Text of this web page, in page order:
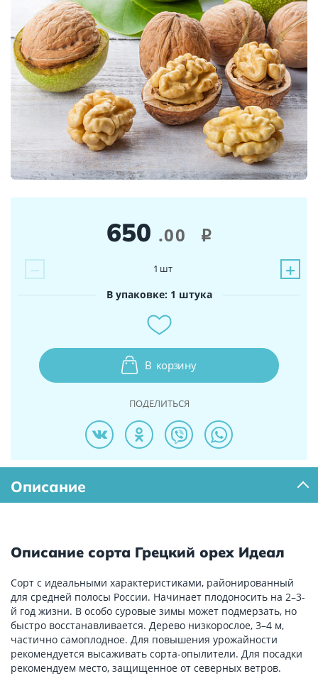
650 .00 i
− +
1 шт
В упаковке: 1 штука
В корзину
ПОДЕЛИТЬСЯ
Описание
Описание сорта Грецкий орех Идеал
Сорт с идеальными характеристиками, районированный
для средней полосы России. Начинает плодоносить на 2–3-
й год жизни. В особо суровые зимы может подмерзать, но
быстро восстанавливается. Дерево низкорослое, 3–4 м,
частично самоплодное. Для повышения урожайности
рекомендуется высаживать сорта-опылители. Для посадки
рекомендуем место, защищенное от северных ветров.